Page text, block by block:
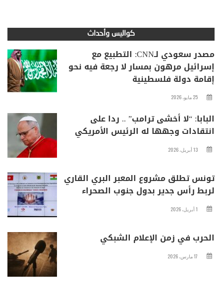
كواليس وأحداث
مصدر سعودي لـCNN: التطبيع مع
إسرائيل مرهون بمسار لا رجعة فيه نحو
إقامة دولة فلسطينية
25 مايو، 2026
البابا: “لا أخشى ترامب” .. ردا على
انتقادات وجهها له الرئيس الأمريكي
13 أبريل، 2026
تونس تطلق مشروع المعبر البري القاري
لربط رأس جدير بدول جنوب الصحراء
1 أبريل، 2026
الحرب في زمن الإعلام الشبكي
17 مارس، 2026